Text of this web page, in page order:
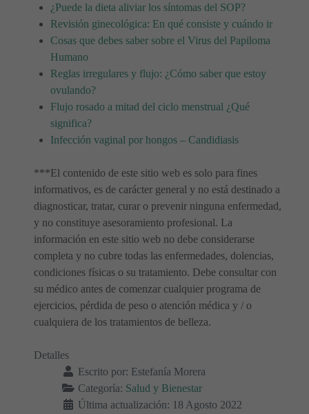
¿Puede la dieta aliviar los síntomas del SOP?
Revisión ginecológica: En qué consiste y cuándo ir
Cosas que debes saber sobre el Virus del Papiloma
Humano
Reglas irregulares y flujo: ¿Cómo saber que estoy
ovulando?
Flujo rosado a mitad del ciclo menstrual ¿Qué
significa?
Infección vaginal por hongos – Candidiasis
***El contenido de este sitio web es solo para fines
informativos, es de carácter general y no está destinado a
diagnosticar, tratar, curar o prevenir ninguna enfermedad,
y no constituye asesoramiento profesional. La
información en este sitio web no debe considerarse
completa y no cubre todas las enfermedades, dolencias,
condiciones físicas o su tratamiento. Debe consultar con
su médico antes de comenzar cualquier programa de
ejercicios, pérdida de peso o atención médica y / o
cualquiera de los tratamientos de belleza.
Detalles
Escrito por: Estefanía Morera
Categoría: Salud y Bienestar
Última actualización: 18 Agosto 2022